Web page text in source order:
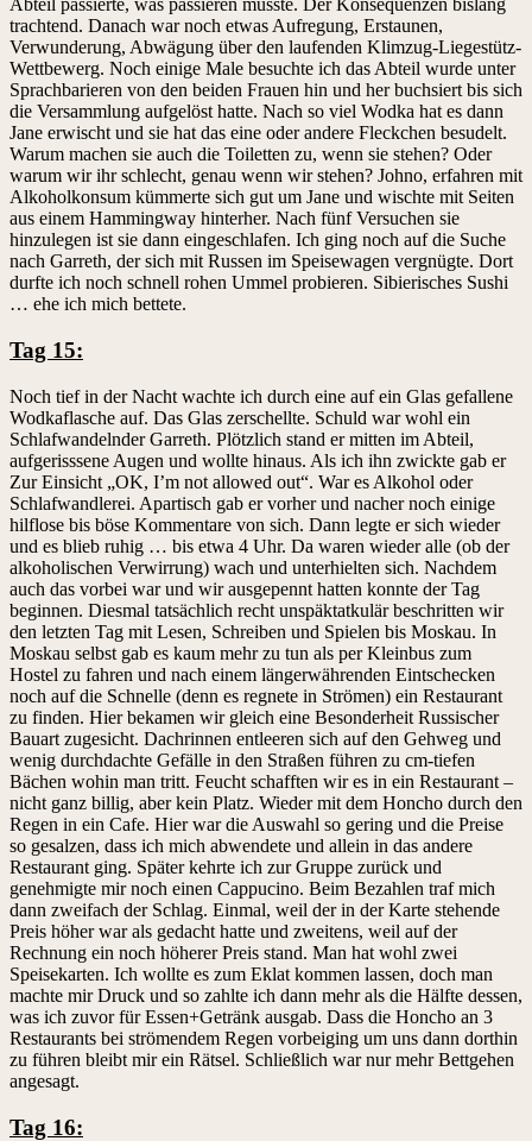
Abteil passierte, was passieren musste. Der Konsequenzen bislang
trachtend. Danach war noch etwas Aufregung, Erstaunen,
Verwunderung, Abwägung über den laufenden Klimzug-Liegestütz-
Wettbewerg. Noch einige Male besuchte ich das Abteil wurde unter
Sprachbarieren von den beiden Frauen hin und her buchsiert bis sich
die Versammlung aufgelöst hatte. Nach so viel Wodka hat es dann
Jane erwischt und sie hat das eine oder andere Fleckchen besudelt.
Warum machen sie auch die Toiletten zu, wenn sie stehen? Oder
warum wir ihr schlecht, genau wenn wir stehen? Johno, erfahren mit
Alkoholkonsum kümmerte sich gut um Jane und wischte mit Seiten
aus einem Hammingway hinterher. Nach fünf Versuchen sie
hinzulegen ist sie dann eingeschlafen. Ich ging noch auf die Suche
nach Garreth, der sich mit Russen im Speisewagen vergnügte. Dort
durfte ich noch schnell rohen Ummel probieren. Sibierisches Sushi
… ehe ich mich bettete.
Tag 15:
Noch tief in der Nacht wachte ich durch eine auf ein Glas gefallene
Wodkaflasche auf. Das Glas zerschellte. Schuld war wohl ein
Schlafwandelnder Garreth. Plötzlich stand er mitten im Abteil,
aufgerisssene Augen und wollte hinaus. Als ich ihn zwickte gab er
Zur Einsicht „OK, I’m not allowed out“. War es Alkohol oder
Schlafwandlerei. Apartisch gab er vorher und nacher noch einige
hilflose bis böse Kommentare von sich. Dann legte er sich wieder
und es blieb ruhig … bis etwa 4 Uhr. Da waren wieder alle (ob der
alkoholischen Verwirrung) wach und unterhielten sich. Nachdem
auch das vorbei war und wir ausgepennt hatten konnte der Tag
beginnen. Diesmal tatsächlich recht unspäktatkulär beschritten wir
den letzten Tag mit Lesen, Schreiben und Spielen bis Moskau. In
Moskau selbst gab es kaum mehr zu tun als per Kleinbus zum
Hostel zu fahren und nach einem längerwährenden Eintschecken
noch auf die Schnelle (denn es regnete in Strömen) ein Restaurant
zu finden. Hier bekamen wir gleich eine Besonderheit Russischer
Bauart zugesicht. Dachrinnen entleeren sich auf den Gehweg und
wenig durchdachte Gefälle in den Straßen führen zu cm-tiefen
Bächen wohin man tritt. Feucht schafften wir es in ein Restaurant –
nicht ganz billig, aber kein Platz. Wieder mit dem Honcho durch den
Regen in ein Cafe. Hier war die Auswahl so gering und die Preise
so gesalzen, dass ich mich abwendete und allein in das andere
Restaurant ging. Später kehrte ich zur Gruppe zurück und
genehmigte mir noch einen Cappucino. Beim Bezahlen traf mich
dann zweifach der Schlag. Einmal, weil der in der Karte stehende
Preis höher war als gedacht hatte und zweitens, weil auf der
Rechnung ein noch höherer Preis stand. Man hat wohl zwei
Speisekarten. Ich wollte es zum Eklat kommen lassen, doch man
machte mir Druck und so zahlte ich dann mehr als die Hälfte dessen,
was ich zuvor für Essen+Getränk ausgab. Dass die Honcho an 3
Restaurants bei strömendem Regen vorbeiging um uns dann dorthin
zu führen bleibt mir ein Rätsel. Schließlich war nur mehr Bettgehen
angesagt.
Tag 16: